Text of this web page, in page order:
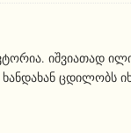
იშვიათად
ცდილობს